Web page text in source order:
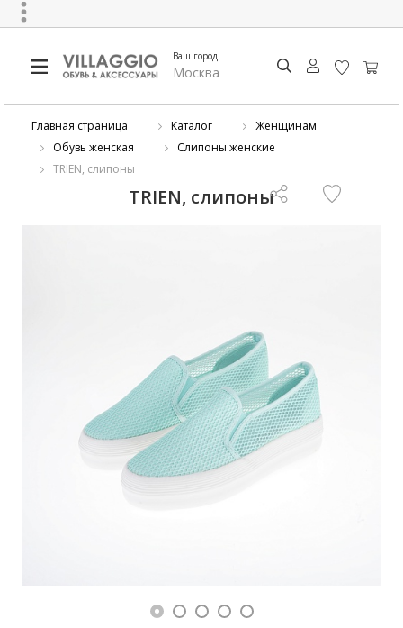
Ваш город:
Москва
Главная страница Каталог
Женщинам
Обувь женская
Слипоны женские
TRIEN, слипоны
TRIEN, слипоны